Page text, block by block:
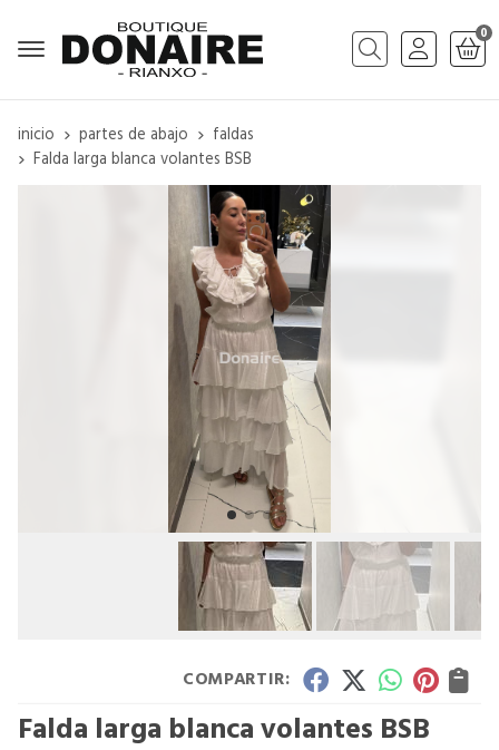
Buscar
0
inicio partes de abajo
faldas
Falda larga blanca volantes BSB
COMPARTIR:
Falda larga blanca volantes BSB